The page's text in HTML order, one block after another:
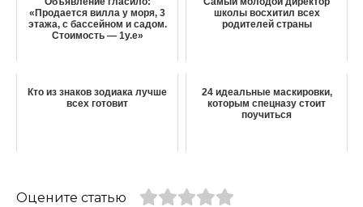
«Продается вилла у моря, 3
этажа, с бассейном и садом.
Стоимость — 1у.е»
школы восхитил всех
родителей страны
Кто из знаков зодиака лучше
всех готовит
24 идеальные маскировки,
которым спецназу стоит
поучиться
Оцените статью